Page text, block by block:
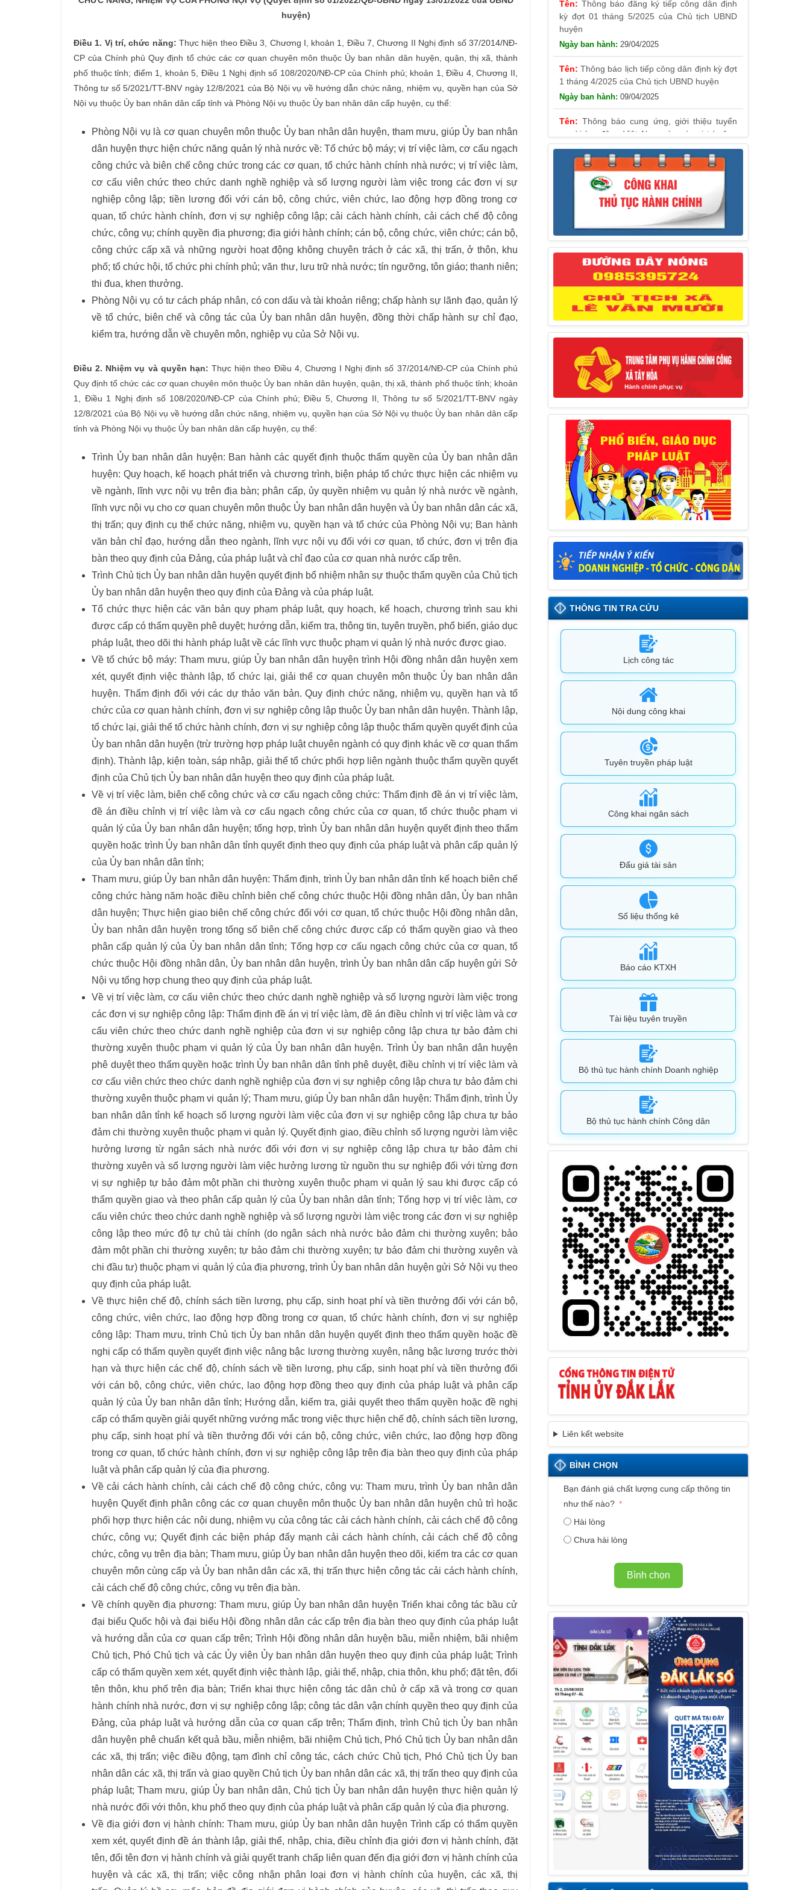
huyện)
Điều 1. Vị trí, chức năng: Thực hiện theo Điều 3, Chương I, khoản 1, Điều 7, Chương II Nghị định số 37/2014/NĐ-
CP của Chính phủ Quy định tổ chức các cơ quan chuyên môn thuộc Ủy ban nhân dân huyện, quận, thị xã, thành
phố thuộc tỉnh; điểm 1, khoản 5, Điều 1 Nghị định số 108/2020/NĐ-CP của Chính phủ; khoản 1, Điều 4, Chương II,
Thông tư số 5/2021/TT-BNV ngày 12/8/2021 của Bộ Nội vụ về hướng dẫn chức năng, nhiệm vụ, quyền hạn của Sở
Nội vụ thuộc Ủy ban nhân dân cấp tỉnh và Phòng Nội vụ thuộc Ủy ban nhân dân cấp huyện, cụ thể:
Phòng Nội vụ là cơ quan chuyên môn thuộc Ủy ban nhân dân huyện, tham mưu, giúp Ủy ban nhân
dân huyện thực hiện chức năng quản lý nhà nước về: Tổ chức bộ máy; vị trí việc làm, cơ cấu ngạch
công chức và biên chế công chức trong các cơ quan, tổ chức hành chính nhà nước; vị trí việc làm,
cơ cấu viên chức theo chức danh nghề nghiệp và số lượng người làm việc trong các đơn vị sự
nghiệp công lập; tiền lương đối với cán bộ, công chức, viên chức, lao động hợp đồng trong cơ
quan, tổ chức hành chính, đơn vị sự nghiệp công lập; cải cách hành chính, cải cách chế độ công
chức, công vụ; chính quyền địa phương; địa giới hành chính; cán bộ, công chức, viên chức; cán bộ,
công chức cấp xã và những người hoạt động không chuyên trách ở các xã, thị trấn, ở thôn, khu
phố; tổ chức hội, tổ chức phi chính phủ; văn thư, lưu trữ nhà nước; tín ngưỡng, tôn giáo; thanh niên;
thi đua, khen thưởng.
Phòng Nội vụ có tư cách pháp nhân, có con dấu và tài khoản riêng; chấp hành sự lãnh đạo, quản lý
về tổ chức, biên chế và công tác của Ủy ban nhân dân huyện, đồng thời chấp hành sự chỉ đạo,
kiểm tra, hướng dẫn về chuyên môn, nghiệp vụ của Sở Nội vụ.
Điều 2. Nhiệm vụ và quyền hạn:Thực hiện theo Điều 4, Chương I Nghị định số 37/2014/NĐ-CP của Chính phủ
Quy định tổ chức các cơ quan chuyên môn thuộc Ủy ban nhân dân huyện, quận, thị xã, thành phố thuộc tỉnh; khoản
1, Điều 1 Nghị định số 108/2020/NĐ-CP của Chính phủ; Điều 5, Chương II, Thông tư số 5/2021/TT-BNV ngày
12/8/2021 của Bộ Nội vụ về hướng dẫn chức năng, nhiệm vụ, quyền hạn của Sở Nội vụ thuộc Ủy ban nhân dân cấp
tỉnh và Phòng Nội vụ thuộc Ủy ban nhân dân cấp huyện, cụ thể:
Trình Ủy ban nhân dân huyện: Ban hành các quyết định thuộc thẩm quyền của Ủy ban nhân dân
huyện: Quy hoạch, kế hoạch phát triển và chương trình, biện pháp tổ chức thực hiện các nhiệm vụ
về ngành, lĩnh vực nội vụ trên địa bàn; phân cấp, ủy quyền nhiệm vụ quản lý nhà nước về ngành,
lĩnh vực nội vụ cho cơ quan chuyên môn thuộc Ủy ban nhân dân huyện và Ủy ban nhân dân các xã,
thị trấn; quy định cụ thể chức năng, nhiệm vụ, quyền hạn và tổ chức của Phòng Nội vụ; Ban hành
văn bản chỉ đạo, hướng dẫn theo ngành, lĩnh vực nội vụ đối với cơ quan, tổ chức, đơn vị trên địa
bàn theo quy định của Đảng, của pháp luật và chỉ đạo của cơ quan nhà nước cấp trên.
Trình Chủ tịch Ủy ban nhân dân huyện quyết định bổ nhiệm nhân sự thuộc thẩm quyền của Chủ tịch
Ủy ban nhân dân huyện theo quy định của Đảng và của pháp luật.
Tổ chức thực hiện các văn bản quy phạm pháp luật, quy hoạch, kế hoạch, chương trình sau khi
được cấp có thẩm quyền phê duyệt; hướng dẫn, kiểm tra, thông tin, tuyên truyền, phổ biến, giáo dục
pháp luật, theo dõi thi hành pháp luật về các lĩnh vực thuộc phạm vi quản lý nhà nước được giao.
Về tổ chức bộ máy: Tham mưu, giúp Ủy ban nhân dân huyện trình Hội đồng nhân dân huyện xem
xét, quyết định việc thành lập, tổ chức lại, giải thể cơ quan chuyên môn thuộc Ủy ban nhân dân
huyện. Thẩm định đối với các dự thảo văn bản. Quy định chức năng, nhiệm vụ, quyền hạn và tổ
chức của cơ quan hành chính, đơn vị sự nghiệp công lập thuộc Ủy ban nhân dân huyện. Thành lập,
tổ chức lại, giải thể tổ chức hành chính, đơn vị sự nghiệp công lập thuộc thẩm quyền quyết định của
Ủy ban nhân dân huyện (trừ trường hợp pháp luật chuyên ngành có quy định khác về cơ quan thẩm
định). Thành lập, kiện toàn, sáp nhập, giải thể tổ chức phối hợp liên ngành thuộc thẩm quyền quyết
định của Chủ tịch Ủy ban nhân dân huyện theo quy định của pháp luật.
Về vị trí việc làm, biên chế công chức và cơ cấu ngạch công chức: Thẩm định đề án vị trí việc làm,
đề án điều chỉnh vị trí việc làm và cơ cấu ngạch công chức của cơ quan, tổ chức thuộc phạm vi
quản lý của Ủy ban nhân dân huyện; tổng hợp, trình Ủy ban nhân dân huyện quyết định theo thẩm
quyền hoặc trình Ủy ban nhân dân tỉnh quyết định theo quy định của pháp luật và phân cấp quản lý
của Ủy ban nhân dân tỉnh;
Tham mưu, giúp Ủy ban nhân dân huyện: Thẩm định, trình Ủy ban nhân dân tỉnh kế hoạch biên chế
công chức hàng năm hoặc điều chỉnh biên chế công chức thuộc Hội đồng nhân dân, Ủy ban nhân
dân huyện; Thực hiện giao biên chế công chức đối với cơ quan, tổ chức thuộc Hội đồng nhân dân,
Ủy ban nhân dân huyện trong tổng số biên chế công chức được cấp có thẩm quyền giao và theo
phân cấp quản lý của Ủy ban nhân dân tỉnh; Tổng hợp cơ cấu ngạch công chức của cơ quan, tổ
chức thuộc Hội đồng nhân dân, Ủy ban nhân dân huyện, trình Ủy ban nhân dân cấp huyện gửi Sở
Nội vụ tổng hợp chung theo quy định của pháp luật.
Về vị trí việc làm, cơ cấu viên chức theo chức danh nghề nghiệp và số lượng người làm việc trong
các đơn vị sự nghiệp công lập: Thẩm định đề án vị trí việc làm, đề án điều chỉnh vị trí việc làm và cơ
cấu viên chức theo chức danh nghề nghiệp của đơn vị sự nghiệp công lập chưa tự bảo đảm chi
thường xuyên thuộc phạm vi quản lý của Ủy ban nhân dân huyện. Trình Ủy ban nhân dân huyện
phê duyệt theo thẩm quyền hoặc trình Ủy ban nhân dân tỉnh phê duyệt, điều chỉnh vị trí việc làm và
cơ cấu viên chức theo chức danh nghề nghiệp của đơn vị sự nghiệp công lập chưa tự bảo đảm chi
thường xuyên thuộc phạm vi quản lý; Tham mưu, giúp Ủy ban nhân dân huyện: Thẩm định, trình Ủy
ban nhân dân tỉnh kế hoạch số lượng người làm việc của đơn vị sự nghiệp công lập chưa tự bảo
đảm chi thường xuyên thuộc phạm vi quản lý. Quyết định giao, điều chỉnh số lượng người làm việc
hưởng lương từ ngân sách nhà nước đối với đơn vị sự nghiệp công lập chưa tự bảo đảm chi
thường xuyên và số lượng người làm việc hưởng lương từ nguồn thu sự nghiệp đối với từng đơn
vị sự nghiệp tự bảo đảm một phần chi thường xuyên thuộc phạm vi quản lý sau khi được cấp có
thẩm quyền giao và theo phân cấp quản lý của Ủy ban nhân dân tỉnh; Tổng hợp vị trí việc làm, cơ
cấu viên chức theo chức danh nghề nghiệp và số lượng người làm việc trong các đơn vị sự nghiệp
công lập theo mức độ tự chủ tài chính (do ngân sách nhà nước bảo đảm chi thường xuyên; bảo
đảm một phần chi thường xuyên; tự bảo đảm chi thường xuyên; tự bảo đảm chi thường xuyên và
chi đầu tư) thuộc phạm vi quản lý của địa phương, trình Ủy ban nhân dân huyện gửi Sở Nội vụ theo
quy định của pháp luật.
Về thực hiện chế độ, chính sách tiền lương, phụ cấp, sinh hoạt phí và tiền thưởng đối với cán bộ,
công chức, viên chức, lao động hợp đồng trong cơ quan, tổ chức hành chính, đơn vị sự nghiệp
công lập: Tham mưu, trình Chủ tịch Ủy ban nhân dân huyện quyết định theo thẩm quyền hoặc đề
nghị cấp có thẩm quyền quyết định việc nâng bậc lương thường xuyên, nâng bậc lương trước thời
hạn và thực hiện các chế độ, chính sách về tiền lương, phụ cấp, sinh hoạt phí và tiền thưởng đối
với cán bộ, công chức, viên chức, lao động hợp đồng theo quy định của pháp luật và phân cấp
quản lý của Ủy ban nhân dân tỉnh; Hướng dẫn, kiểm tra, giải quyết theo thẩm quyền hoặc đề nghị
cấp có thẩm quyền giải quyết những vướng mắc trong việc thực hiện chế độ, chính sách tiền lương,
phụ cấp, sinh hoạt phí và tiền thưởng đối với cán bộ, công chức, viên chức, lao động hợp đồng
trong cơ quan, tổ chức hành chính, đơn vị sự nghiệp công lập trên địa bàn theo quy định của pháp
luật và phân cấp quản lý của địa phương.
Về cải cách hành chính, cải cách chế độ công chức, công vụ: Tham mưu, trình Ủy ban nhân dân
huyện Quyết định phân công các cơ quan chuyên môn thuộc Ủy ban nhân dân huyện chủ trì hoặc
phối hợp thực hiện các nội dung, nhiệm vụ của công tác cải cách hành chính, cải cách chế độ công
chức, công vụ; Quyết định các biện pháp đẩy mạnh cải cách hành chính, cải cách chế độ công
chức, công vụ trên địa bàn; Tham mưu, giúp Ủy ban nhân dân huyện theo dõi, kiểm tra các cơ quan
chuyên môn cùng cấp và Ủy ban nhân dân các xã, thị trấn thực hiện công tác cải cách hành chính,
cải cách chế độ công chức, công vụ trên địa bàn.
Về chính quyền địa phương: Tham mưu, giúp Ủy ban nhân dân huyện Triển khai công tác bầu cử
đại biểu Quốc hội và đại biểu Hội đồng nhân dân các cấp trên địa bàn theo quy định của pháp luật
và hướng dẫn của cơ quan cấp trên; Trình Hội đồng nhân dân huyện bầu, miễn nhiệm, bãi nhiệm
Chủ tịch, Phó Chủ tịch và các Ủy viên Ủy ban nhân dân huyện theo quy định của pháp luật; Trình
cấp có thẩm quyền xem xét, quyết định việc thành lập, giải thể, nhập, chia thôn, khu phố; đặt tên, đổi
tên thôn, khu phố trên địa bàn; Triển khai thực hiện công tác dân chủ ở cấp xã và trong cơ quan
hành chính nhà nước, đơn vị sự nghiệp công lập; công tác dân vận chính quyền theo quy định của
Đảng, của pháp luật và hướng dẫn của cơ quan cấp trên; Thẩm định, trình Chủ tịch Ủy ban nhân
dân huyện phê chuẩn kết quả bầu, miễn nhiệm, bãi nhiệm Chủ tịch, Phó Chủ tịch Ủy ban nhân dân
các xã, thị trấn; việc điều động, tạm đình chỉ công tác, cách chức Chủ tịch, Phó Chủ tịch Ủy ban
nhân dân các xã, thị trấn và giao quyền Chủ tịch Ủy ban nhân dân các xã, thị trấn theo quy định của
pháp luật; Tham mưu, giúp Ủy ban nhân dân, Chủ tịch Ủy ban nhân dân huyện thực hiện quản lý
nhà nước đối với thôn, khu phố theo quy định của pháp luật và phân cấp quản lý của địa phương.
Về địa giới đơn vị hành chính: Tham mưu, giúp Ủy ban nhân dân huyện Trình cấp có thẩm quyền
xem xét, quyết định đề án thành lập, giải thể, nhập, chia, điều chỉnh địa giới đơn vị hành chính, đặt
tên, đổi tên đơn vị hành chính và giải quyết tranh chấp liên quan đến địa giới đơn vị hành chính của
huyện và các xã, thị trấn; việc công nhận phân loại đơn vị hành chính của huyện, các xã, thị
huyện
1 tháng 4/2025 của Chủ tịch UBND huyện
09/04/2025
người lao động Việt Nam vào các vị trí công
việc dự kiến tuyển người lao động nước ngoài
31/03/2025
Thông báo treo cờ Tổ quốc nhân kỷ
niệm 50 năm Ngày giải phóng tỉnh Phú Yên
(01/4/1975 – 01/4/2025)
28/03/2025
Thông báo giới thiệu, cung ứng lao động
Việt Nam cho Liên danh Hengtong
International Engineering Co.,Ltd
27/03/2025
Thông báo đăng ký tiếp công dân định
kỳ đợt 02 tháng 3/2025 của Chủ tịch UBND
huyện
Thông báo lịch công tác của Chủ tịch,
các Phó Chủ tịch UBND huyện và Phó Chủ
tịch Hội đồng nhân dân huyện (Từ ngày
10/03/2025
Thông báo tổ chức thực hiện Cưỡng chế
buộc thực hiện biện pháp khắc phục hậu quả
trong lĩnh vực đất đai
17/06/2025
Thông báo đăng ký tiếp công dân định
kỳ đợt 01 tháng 6/2025 của Chủ tịch UBND
huyện
26/05/2025
Lịch tiếp công dân định kỳ đợt 1 tháng
09/05/2025
THÔNG TIN TRA CỨU
Lịch công tác
Nội dung công khai
Tuyên truyền pháp luật
Công khai ngân sách
Đấu giá tài sản
Số liệu thống kê
Báo cáo KTXH
Tài liệu tuyên truyền
Bộ thủ tục hành chính Doanh nghiệp
Bộ thủ tục hành chính Công dân
Liên kết website
BÌNH CHỌN
Bạn đánh giá chất lượng cung cấp thông tin
như thế nào?
Hài lòng
Chưa hài lòng
Bình chọn